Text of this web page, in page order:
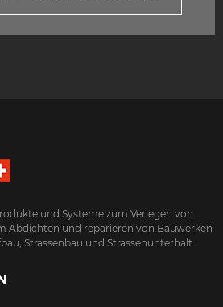
und Systeme zum Verlegen von
Abdichten und reparieren von Bauwerken
Strassenbau und Strassenunterhalt.